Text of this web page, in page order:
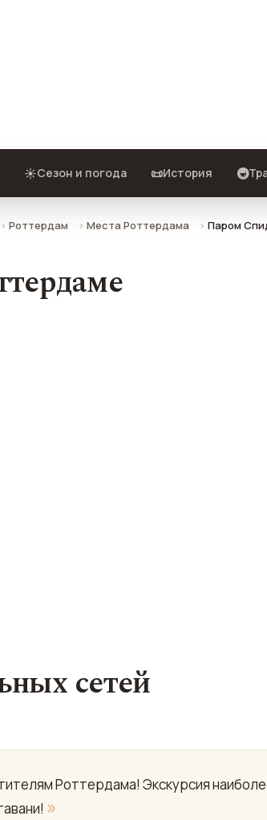
☀️Сезон и погода 📜История 🚇
Роттердам Места Роттердама
Паром
сетей
Роттердама! Экскурсия
»